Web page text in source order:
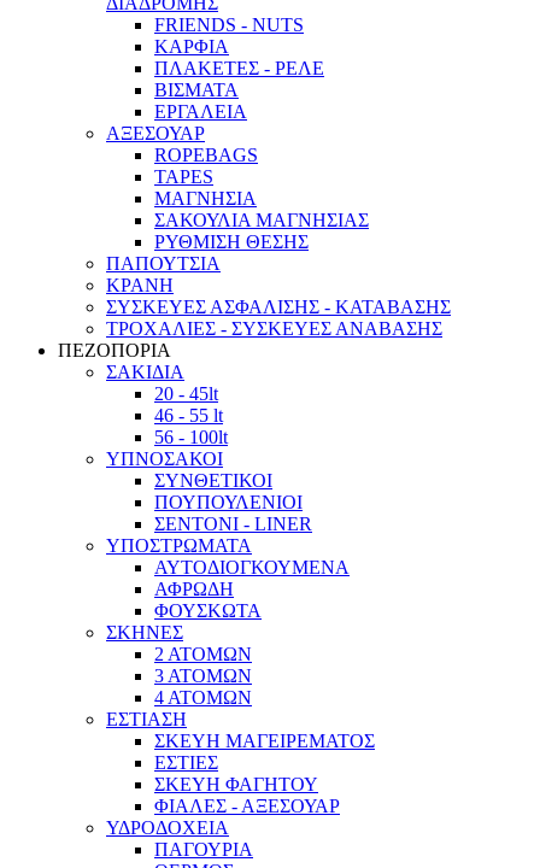
FRIENDS - NUTS
ΚΑΡΦΙΑ
ΠΛΑΚΕΤΕΣ - ΡΕΛΕ
ΒΙΣΜΑΤΑ
ΕΡΓΑΛΕΙΑ
ΑΞΕΣΟΥΑΡ
ROPEBAGS
TAPES
ΜΑΓΝΗΣΙΑ
ΣΑΚΟΥΛΙΑ ΜΑΓΝΗΣΙΑΣ
ΡΥΘΜΙΣΗ ΘΕΣΗΣ
ΠΑΠΟΥΤΣΙΑ
ΚΡΑΝΗ
ΣΥΣΚΕΥΕΣ ΑΣΦΑΛΙΣΗΣ - ΚΑΤΑΒΑΣΗΣ
ΤΡΟΧΑΛΙΕΣ - ΣΥΣΚΕΥΕΣ ΑΝΑΒΑΣΗΣ
ΠΕΖΟΠΟΡΙΑ
ΣΑΚΙΔΙΑ
20 - 45lt
46 - 55 lt
56 - 100lt
ΥΠΝΟΣΑΚΟΙ
ΣΥΝΘΕΤΙΚΟΙ
ΠΟΥΠΟΥΛΕΝΙΟΙ
ΣΕΝΤΟΝΙ - LINER
ΥΠΟΣΤΡΩΜΑΤΑ
ΑΥΤΟΔΙΟΓΚΟΥΜΕΝΑ
ΑΦΡΩΔΗ
ΦΟΥΣΚΩΤΑ
ΣΚΗΝΕΣ
2 ΑΤΟΜΩΝ
3 ΑΤΟΜΩΝ
4 ΑΤΟΜΩΝ
ΕΣΤΙΑΣΗ
ΣΚΕΥΗ ΜΑΓΕΙΡΕΜΑΤΟΣ
ΕΣΤΙΕΣ
ΣΚΕΥΗ ΦΑΓΗΤΟΥ
ΦΙΑΛΕΣ - ΑΞΕΣΟΥΑΡ
ΥΔΡΟΔΟΧΕΙΑ
ΠΑΓΟΥΡΙΑ